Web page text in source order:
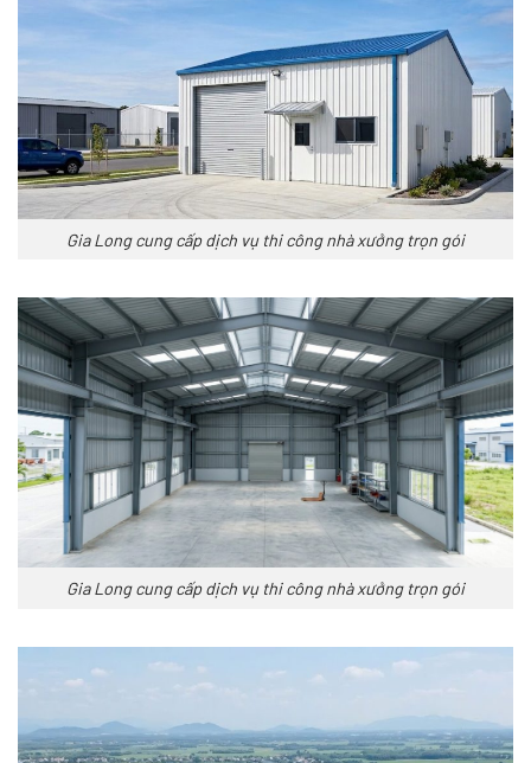
Gia Long cung cấp dịch vụ thi công nhà xưởng trọn gói
Gia Long cung cấp dịch vụ thi công nhà xưởng trọn gói